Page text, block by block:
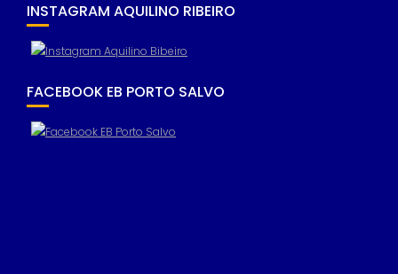
INSTAGRAM AQUILINO RIBEIRO
FACEBOOK EB PORTO SALVO
not
optional.
They are
needed for
to function.